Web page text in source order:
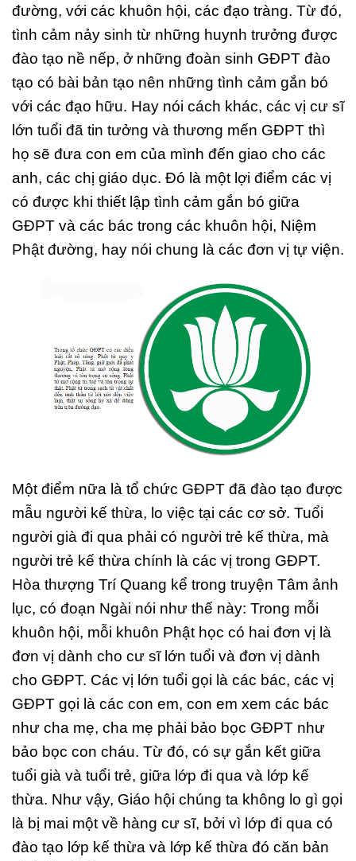
đường, với các khuôn hội, các đạo tràng. Từ đó,
tình cảm nảy sinh từ những huynh trưởng được
đào tạo nề nếp, ở những đoàn sinh GĐPT đào
tạo có bài bản tạo nên những tình cảm gắn bó
với các đạo hữu. Hay nói cách khác, các vị cư sĩ
lớn tuổi đã tin tưởng và thương mến GĐPT thì
họ sẽ đưa con em của mình đến giao cho các
anh, các chị giáo dục. Đó là một lợi điểm các vị
có được khi thiết lập tình cảm gắn bó giữa
GĐPT và các bác trong các khuôn hội, Niệm
Phật đường, hay nói chung là các đơn vị tự viện.
Một điểm nữa là tổ chức GĐPT đã đào tạo được
mẫu người kế thừa, lo việc tại các cơ sở. Tuổi
người già đi qua phải có người trẻ kế thừa, mà
người trẻ kế thừa chính là các vị trong GĐPT.
Hòa thượng Trí Quang kể trong truyện Tâm ảnh
lục, có đoạn Ngài nói như thế này: Trong mỗi
khuôn hội, mỗi khuôn Phật học có hai đơn vị là
đơn vị dành cho cư sĩ lớn tuổi và đơn vị dành
cho GĐPT. Các vị lớn tuổi gọi là các bác, các vị
GĐPT gọi là các con em, con em xem các bác
như cha mẹ, cha mẹ phải bảo bọc GĐPT như
bảo bọc con cháu. Từ đó, có sự gắn kết giữa
tuổi già và tuổi trẻ, giữa lớp đi qua và lớp kế
thừa. Như vậy, Giáo hội chúng ta không lo gì gọi
là bị mai một về hàng cư sĩ, bởi vì lớp đi qua có
đào tạo lớp kế thừa và lớp kế thừa đó căn bản